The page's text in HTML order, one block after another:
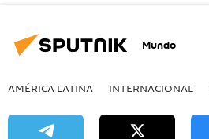
Mundo
AMÉRICA LATINA INTERNACIONAL